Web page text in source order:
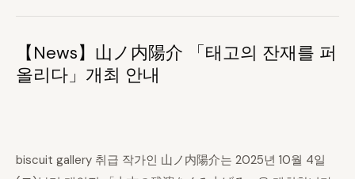
【News】山ノ内陽介 「태고의 잔재를 퍼
올리다」개최 안내
biscuit gallery 취급 작가인 山ノ内陽介는 2025년 10월 4일